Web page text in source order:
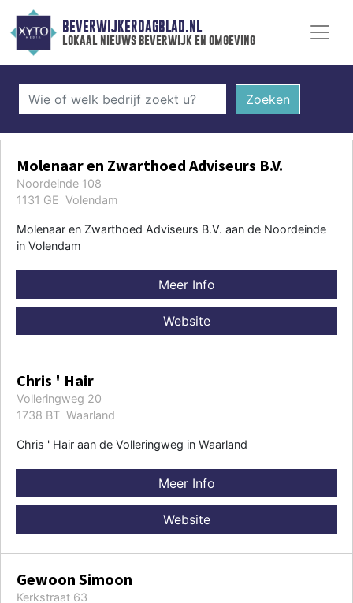
BEVERWIJKERDAGBLAD.NL
lokaal nieuws beverwijk en omgeving
Zoeken
Molenaar en Zwarthoed Adviseurs B.V.
Noordeinde 108
1131 GE Volendam
Molenaar en Zwarthoed Adviseurs B.V. aan de Noordeinde
in Volendam
Meer Info
Website
Chris ' Hair
Volleringweg 20
1738 BT Waarland
Chris ' Hair aan de Volleringweg in Waarland
Meer Info
Website
Gewoon Simoon
Kerkstraat 63